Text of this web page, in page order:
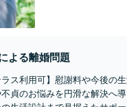
よる離婚問題
ラス利用可】慰謝料や今後の
貞のお悩みを円滑な解決へ